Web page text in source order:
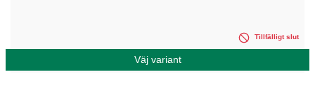
Tillfälligt slut
Väj variant